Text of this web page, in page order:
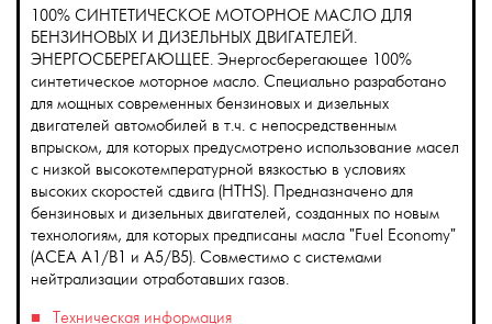
100% СИНТЕТИЧЕСКОЕ МОТОРНОЕ МАСЛО ДЛЯ
БЕНЗИНОВЫХ И ДИЗЕЛЬНЫХ ДВИГАТЕЛЕЙ.
ЭНЕРГОСБЕРЕГАЮЩЕЕ. Энергосберегающее 100%
синтетическое моторное масло. Специально разработано
для мощных современных бензиновых и дизельных
двигателей автомобилей в т.ч. с непосредственным
впрыском, для которых предусмотрено использование масел
с низкой высокотемпературной вязкостью в условиях
высоких скоростей сдвига (HTHS). Предназначено для
бензиновых и дизельных двигателей, созданных по новым
технологиям, для которых предписаны масла "Fuel Economy"
(ACEA A1/B1 и А5/В5). Совместимо с системами
нейтрализации отработавших газов.
Техническая информация